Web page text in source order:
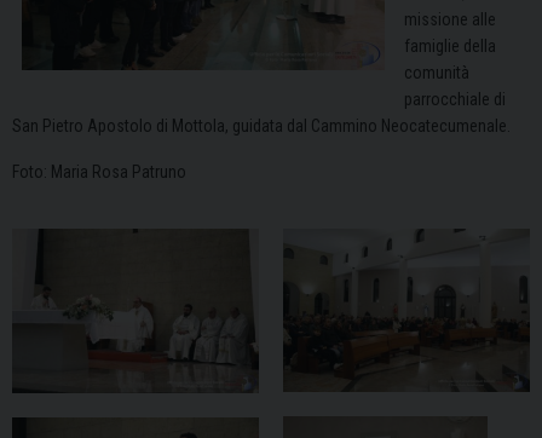
missione alle
famiglie della
comunità
parrocchiale di
San Pietro Apostolo di Mottola, guidata dal Cammino Neocatecumenale.
Foto: Maria Rosa Patruno